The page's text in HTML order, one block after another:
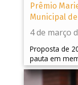
Prêmio
Municipal
4 de março
Proposta de
pauta em